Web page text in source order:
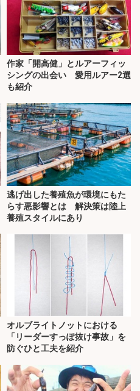
作家「開高健」とルアーフィッ
シングの出会い 愛用ルアー2選
も紹介
逃げ出した養殖魚が環境にもた
らす悪影響とは 解決策は陸上
養殖スタイルにあり
オルブライトノットにおける
「リーダーすっぽ抜け事故」を
防ぐひと工夫を紹介